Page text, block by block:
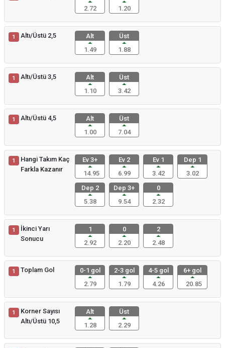
2.72
1.20
1 Altı/Üstü 2,5
Alt
1.49
Üst
1.88
1 Altı/Üstü 3,5
Alt
1.10
Üst
3.42
1 Altı/Üstü 4,5
Alt
1.00
Üst
7.04
1
Hangi Takım Kaç
Farkla Kazanır
Ev 3+
14.95
Ev 2
6.99
Ev 1
3.42
Dep 1
3.02
Dep 2
5.38
Dep 3+
9.54
0
2.32
1
İkinci Yarı
Sonucu
1
2.92
0
2.20
2
2.48
1 Toplam Gol
0-1 gol
2.79
2-3 gol
1.79
4-5 gol
4.26
6+ gol
20.85
1
Korner Sayısı
Altı/Üstü 10,5
Alt
1.28
Üst
2.29